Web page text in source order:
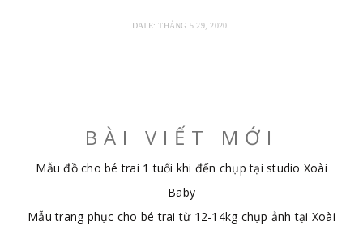
DATE:THÁNG 5 29, 2020
BÀI VIẾT MỚI
Mẫu đồ cho bé trai 1 tuổi khi đến chụp tại studio Xoài
Baby
Mẫu trang phục cho bé trai từ 12-14kg chụp ảnh tại Xoài